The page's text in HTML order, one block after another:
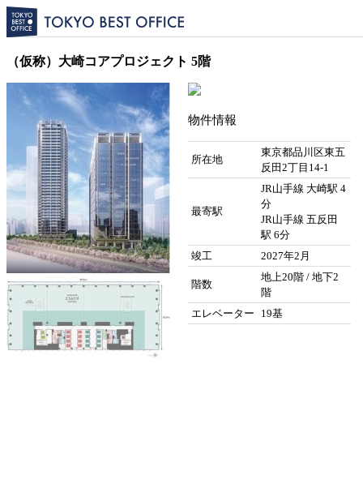
（仮称）大崎コアプロジェクト 5階
物件情報
所在地
東京都品川区東五
反田2丁目14-1
最寄駅
JR山手線 大崎駅 4
分
JR山手線 五反田
駅 6分
竣工
2027年2月
階数
地上20階 / 地下2
階
エレベーター
19基